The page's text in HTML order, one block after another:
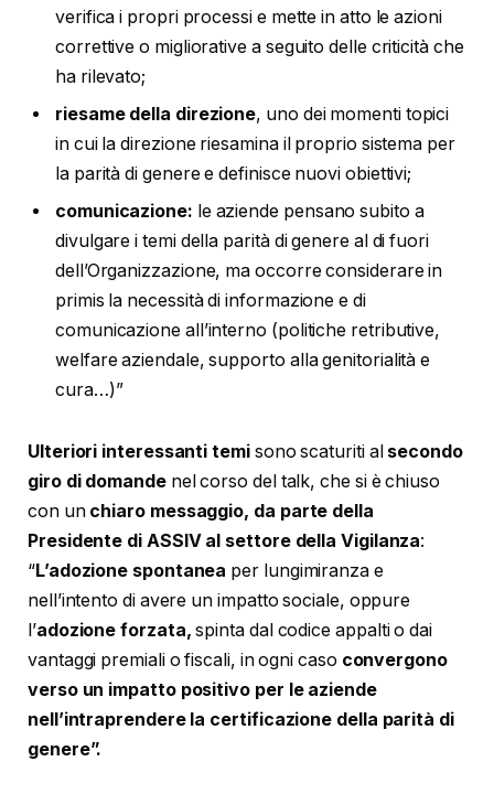
verifica i propri processi e mette in atto le azioni
correttive o migliorative a seguito delle criticità che
ha rilevato;
riesame della direzione, uno dei momenti topici
in cui la direzione riesamina il proprio sistema per
la parità di genere e definisce nuovi obiettivi;
comunicazione: le aziende pensano subito a
divulgare i temi della parità di genere al di fuori
dell’Organizzazione, ma occorre considerare in
primis la necessità di informazione e di
comunicazione all’interno (politiche retributive,
welfare aziendale, supporto alla genitorialità e
cura…)”
Ulteriori interessanti temisono scaturiti al secondo
giro di domandenel corso del talk, che si è chiuso
con un chiaro messaggio, da parte della
Presidente di ASSIV al settore della Vigilanza:
“L’adozione spontanea per lungimiranza e
nell’intento di avere un impatto sociale, oppure
l’adozione forzata,spinta dal codice appalti o dai
vantaggi premiali o fiscali, in ogni caso convergono
verso un impatto positivo per le aziende
nell’intraprendere la certificazione della parità di
genere”.